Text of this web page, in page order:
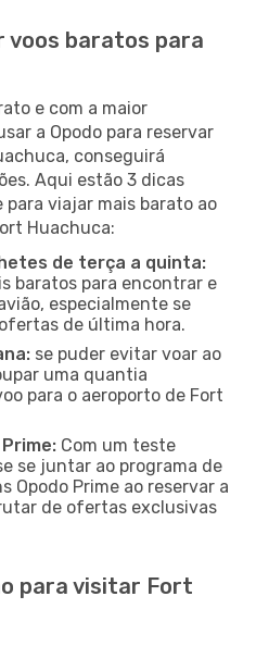
voos baratos para
e com a maior
a Opodo para reservar
conseguirá
Aqui estão 3 dicas
viajar mais barato ao
Huachuca:
de terça a quinta:
baratos para encontrar e
especialmente se
de última hora.
se puder evitar voar ao
uma quantia
para o aeroporto de Fort
Com um teste
se juntar ao programa de
Opodo Prime ao reservar a
de ofertas exclusivas
para visitar Fort